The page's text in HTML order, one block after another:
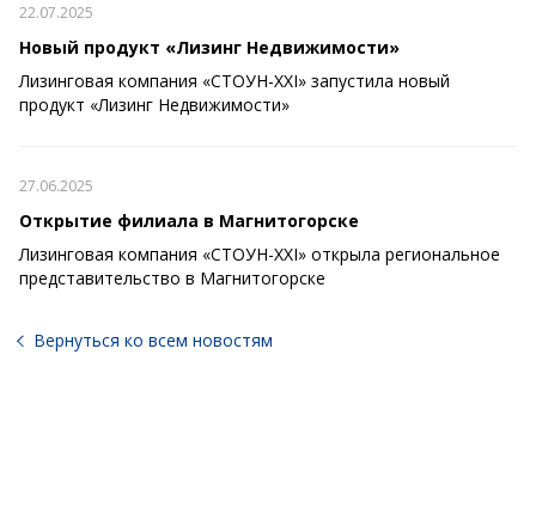
22.07.2025
Новый продукт «Лизинг Недвижимости»
Лизинговая компания «СТОУН-XXI» запустила новый
продукт «Лизинг Недвижимости»
27.06.2025
Открытие филиала в Магнитогорске
Лизинговая компания «СТОУН-XXI» открыла региональное
представительство в Магнитогорске
Вернуться ко всем новостям